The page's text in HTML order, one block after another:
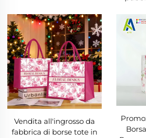
una nuova città.
5. Manutenzione Facile per
Impegnati
Una borsa in tela è di facile
perfetta per chi ha una vita
maggior parte può essere lavata
basta metterla dentro con un
Vendita all'ingrosso da
fabbrica di borse tote in